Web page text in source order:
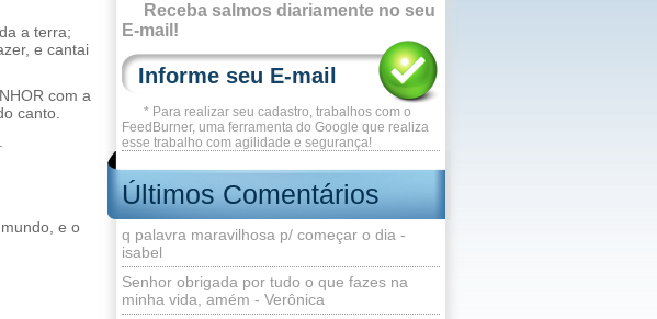
Receba salmos diariamente no seu
E-mail!
* Para realizar seu cadastro, trabalhos com o
FeedBurner, uma ferramenta do Google que realiza
esse trabalho com agilidade e segurança!
Últimos Comentários
q palavra maravilhosa p/ começar o dia -
isabel
Senhor obrigada por tudo o que fazes na
minha vida, amém - Verônica
a terra;
e cantai
com a
canto.
e o